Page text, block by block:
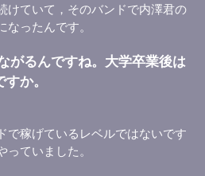
けていて，そのバンドで内澤君の
ったんです。
がるんですね。大学卒業後は
か。
で稼げているレベルではないです
っていました。